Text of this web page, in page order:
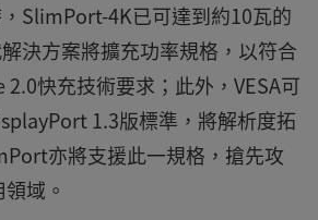
SlimPort-4K已可達到約10瓦的
決方案將擴充功率規格，以符合
快充技術要求；此外，VESA可
1.3版標準，將解析度拓
亦將支援此一規格，搶先攻
域。